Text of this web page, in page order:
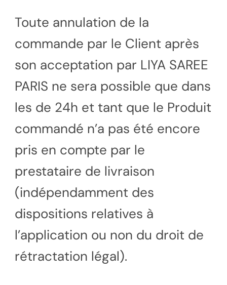
Toute annulation de la
commande par le Client après
son acceptation par LIYA SAREE
PARIS ne sera possible que dans
les de 24h et tant que le Produit
commandé n’a pas été encore
pris en compte par le
prestataire de livraison
(indépendamment des
dispositions relatives à
l’application ou non du droit de
rétractation légal).